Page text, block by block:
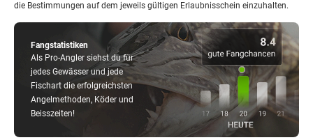
Fangstatistiken
Als Pro-Angler siehst du für
jedes Gewässer und jede
Fischart die erfolgreichsten
Angelmethoden, Köder und
Beisszeiten!
die Bestimmungen auf dem jeweils gültigen Erlaubnisschein einzuhalten.